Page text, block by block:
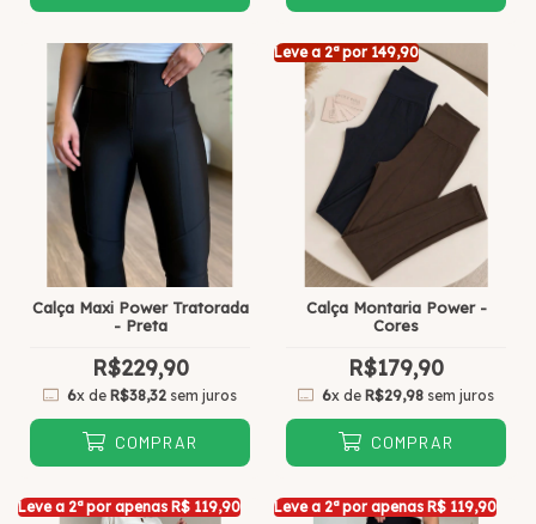
Calça Maxi Power Tratorada
- Preta
R$229,90
6x deR$38,32 sem juros
COMPRAR
Leve a 2ª por 149,90
Calça Montaria Power -
Cores
R$179,90
6x deR$29,98 sem juros
COMPRAR
Leve a 2ª por apenas R$ 119,90 Leve a 2ª por apenas R$ 119,90